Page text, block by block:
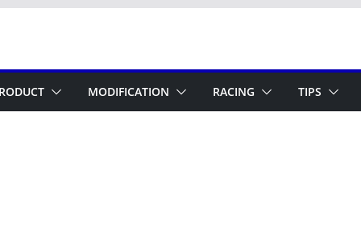
MODIFICATION RACING TIPS